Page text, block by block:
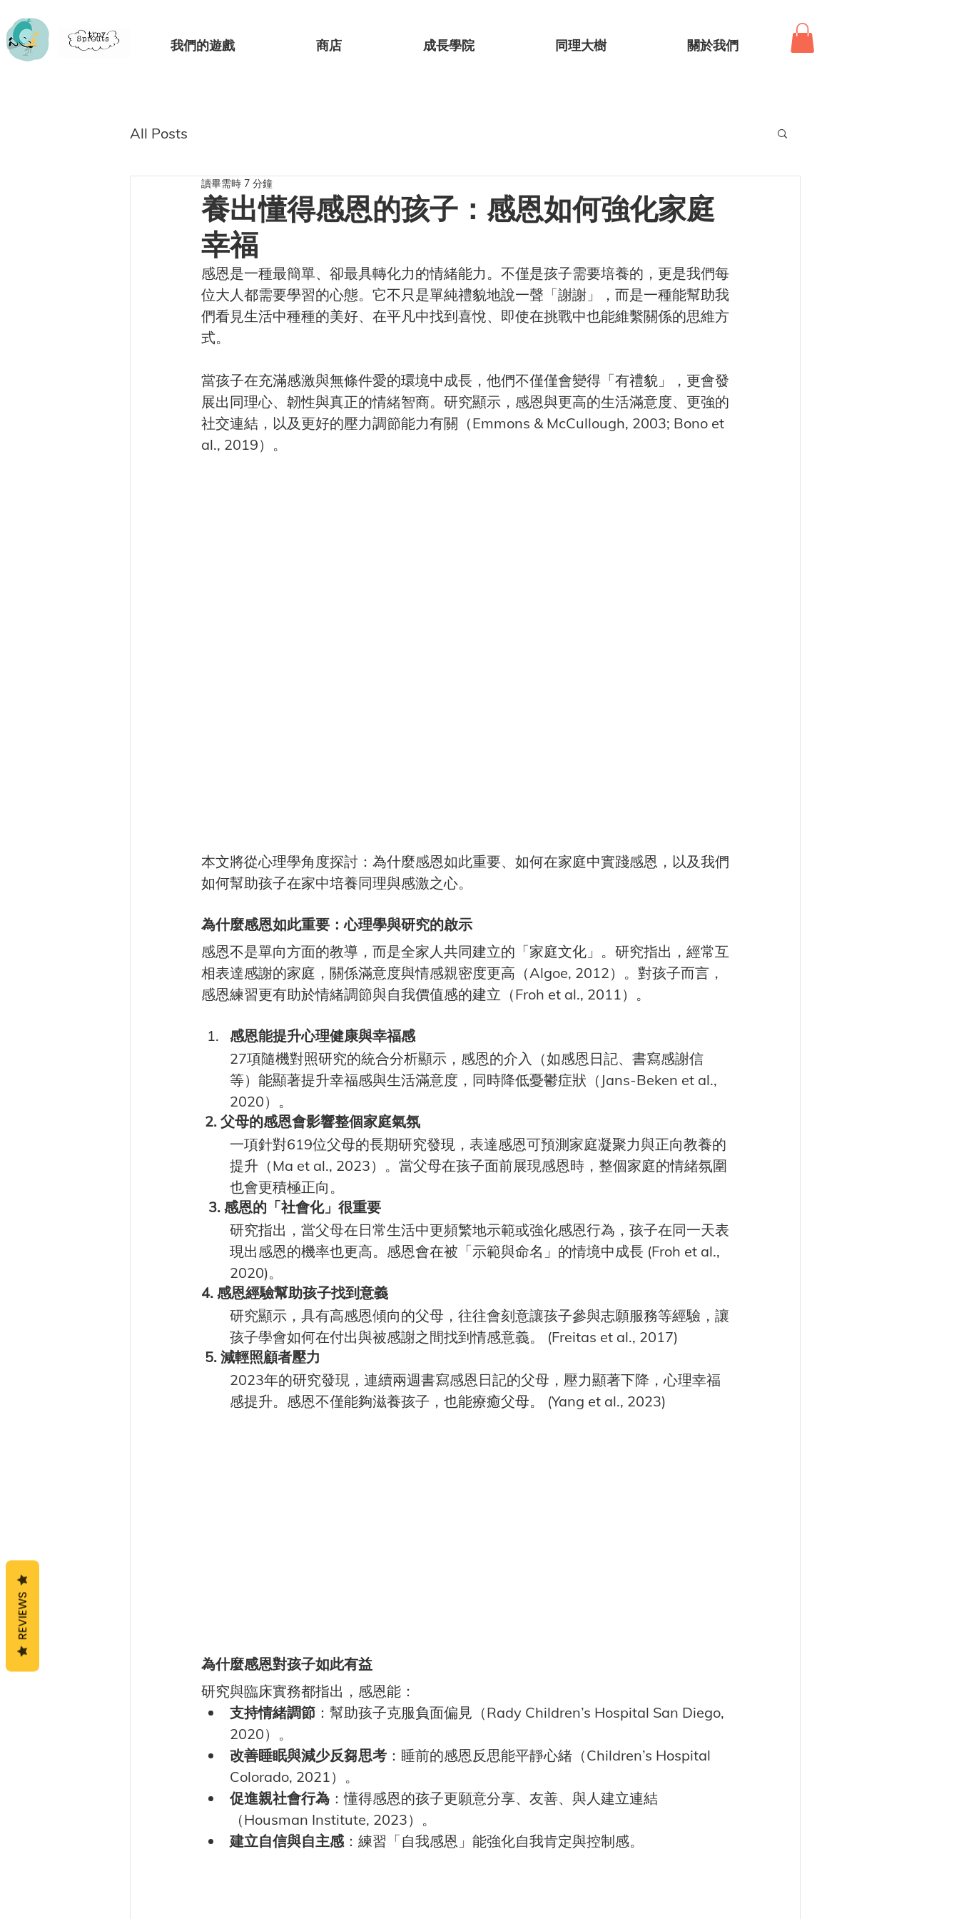
我們的遊戲 商店 成長學院 同理大樹 關於我們
All Posts
養出懂得感恩的孩子：感恩如何強化家庭
幸福
讀畢需時 7 分鐘
感恩是一種最簡單、卻最具轉化力的情緒能力。不僅是孩子需要培養的，更是我們每
位大人都需要學習的心態。它不只是單純禮貌地說一聲「謝謝」，而是一種能幫助我
們看見生活中種種的美好、在平凡中找到喜悅、即使在挑戰中也能維繫關係的思維方
式。
當孩子在充滿感激與無條件愛的環境中成長，他們不僅僅會變得「有禮貌」，更會發
展出同理心、韌性與真正的情緒智商。研究顯示，感恩與更高的生活滿意度、更強的
社交連結，以及更好的壓力調節能力有關（Emmons & McCullough, 2003; Bono et
al., 2019）。
本文將從心理學角度探討：為什麼感恩如此重要、如何在家庭中實踐感恩，以及我們
如何幫助孩子在家中培養同理與感激之心。
為什麼感恩如此重要：心理學與研究的啟示
感恩不是單向方面的教導，而是全家人共同建立的「家庭文化」。研究指出，經常互
相表達感謝的家庭，關係滿意度與情感親密度更高（Algoe, 2012）。對孩子而言，
感恩練習更有助於情緒調節與自我價值感的建立（Froh et al., 2011）。
感恩能提升心理健康與幸福感
27項隨機對照研究的統合分析顯示，感恩的介入（如感恩日記、書寫感謝信
等）能顯著提升幸福感與生活滿意度，同時降低憂鬱症狀（Jans-Beken et al.,
2020）。
2. 父母的感恩會影響整個家庭氣氛
一項針對619位父母的長期研究發現，表達感恩可預測家庭凝聚力與正向教養的
提升（Ma et al., 2023）。當父母在孩子面前展現感恩時，整個家庭的情緒氛圍
也會更積極正向。
  3. 感恩的「社會化」很重要
研究指出，當父母在日常生活中更頻繁地示範或強化感恩行為，孩子在同一天表
現出感恩的機率也更高。感恩會在被「示範與命名」的情境中成長 (Froh et al.,
2020)。
4. 感恩經驗幫助孩子找到意義
研究顯示，具有高感恩傾向的父母，往往會刻意讓孩子參與志願服務等經驗，讓
孩子學會如何在付出與被感謝之間找到情感意義。 (Freitas et al., 2017)
5. 減輕照顧者壓力
2023年的研究發現，連續兩週書寫感恩日記的父母，壓力顯著下降，心理幸福
感提升。感恩不僅能夠滋養孩子，也能療癒父母。 (Yang et al., 2023)
為什麼感恩對孩子如此有益
研究與臨床實務都指出，感恩能：
支持情緒調節 ：幫助孩子克服負面偏見（Rady Children’s Hospital San Diego,
2020）。
改善睡眠與減少反芻思考 ：睡前的感恩反思能平靜心緒（Children’s Hospital
Colorado, 2021）。
促進親社會行為 ：懂得感恩的孩子更願意分享、友善、與人建立連結
（Housman Institute, 2023）。
建立自信與自主感 ：練習「自我感恩」能強化自我肯定與控制感。
REVIEWS